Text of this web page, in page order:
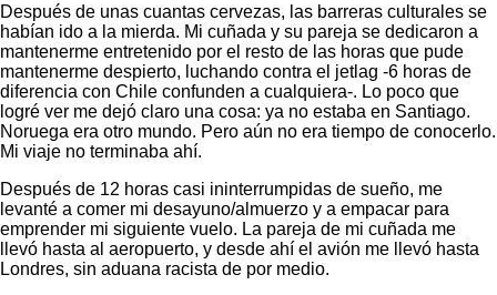
Después de unas cuantas cervezas, las barreras culturales se
habían ido a la mierda. Mi cuñada y su pareja se dedicaron a
mantenerme entretenido por el resto de las horas que pude
mantenerme despierto, luchando contra el jetlag -6 horas de
diferencia con Chile confunden a cualquiera-. Lo poco que
logré ver me dejó claro una cosa: ya no estaba en Santiago.
Noruega era otro mundo. Pero aún no era tiempo de conocerlo.
Mi viaje no terminaba ahí.
Después de 12 horas casi ininterrumpidas de sueño, me
levanté a comer mi desayuno/almuerzo y a empacar para
emprender mi siguiente vuelo. La pareja de mi cuñada me
llevó hasta al aeropuerto, y desde ahí el avión me llevó hasta
Londres, sin aduana racista de por medio.